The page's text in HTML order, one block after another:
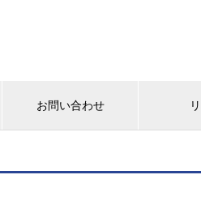
お問い合わせ